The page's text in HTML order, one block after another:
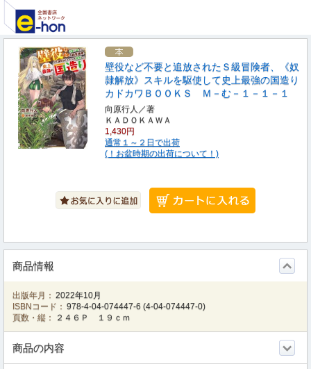
壁役など不要と追放されたＳ級冒険者、《奴
隷解放》スキルを駆使して史上最強の国造り
カドカワＢＯＯＫＳ Ｍ－む－１－１－１
向原行人／著
ＫＡＤＯＫＡＷＡ
1,430円
通常１～２日で出荷
(！お盆時期の出荷について！)
商品情報
出版年月： 2022年10月
ISBNコード： 978-4-04-074447-6 (4-04-074447-0)
頁数・縦：
２４６Ｐ １９ｃｍ
商品の内容